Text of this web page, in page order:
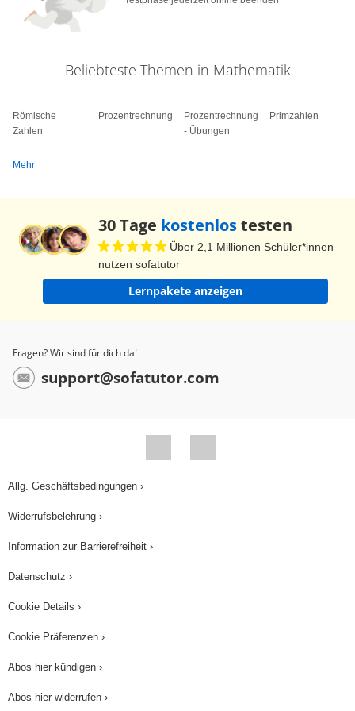
kannst du dann das Ergebnis der vorherigen
ist, dann ist 15 minus 7 gleich 8. Hat Rocky
Beliebteste Themen in Mathematik
Römische
Zahlen
Prozentrechnung
Prozentrechnung
- Übungen
Primzahlen
Mehr
30 Tage kostenlostesten
Über 2,1 Millionen Schüler*innen
nutzen sofatutor
Lernpakete anzeigen
Fragen? Wir sind für dich da!
support@sofatutor.com
Allg. Geschäftsbedingungen ›
Widerrufsbelehrung ›
Information zur Barrierefreiheit ›
Datenschutz ›
Cookie Details ›
Cookie Präferenzen ›
Abos hier kündigen ›
Abos hier widerrufen ›